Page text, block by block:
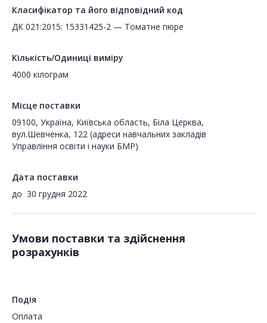
Класифікатор та його відповідний код
ДК 021:2015: 15331425-2 — Томатне пюре
Кількість/Одиниці виміру
4000 кілограм
Місце поставки
09100, Україна, Київська область, Біла Церква,
вул.Шевченка, 122 (адреси навчальних закладів
Управління освіти і науки БМР)
Дата поставки
до 30 грудня 2022
Умови поставки та здійснення
розрахунків
Подія
Оплата